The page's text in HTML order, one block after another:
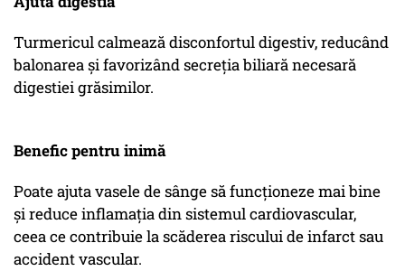
Turmericul calmează disconfortul digestiv, reducând
balonarea și favorizând secreția biliară necesară
digestiei grăsimilor.
Benefic pentru inimă
Poate ajuta vasele de sânge să funcționeze mai bine
și reduce inflamația din sistemul cardiovascular,
ceea ce contribuie la scăderea riscului de infarct sau
accident vascular.